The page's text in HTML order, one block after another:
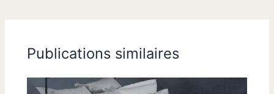
Publications similaires